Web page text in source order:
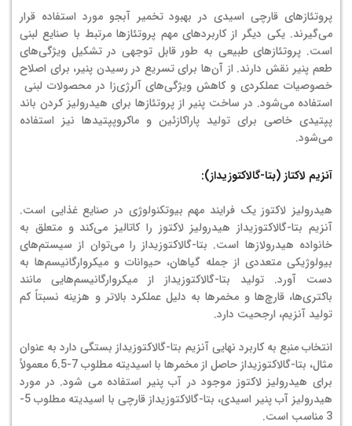
پروتئازهای قارچی اسیدی در بهبود تخمیر آبجو مورد استفاده قرار
می‌گیرند. یکی دیگر از کاربردهای مهم پروتئازها مرتبط با صنایع لبنی
است. پروتئازهای طبیعی به طور قابل توجهی در تشکیل ویژگی‌های
طعم پنیر نقش دارند. از آن‌ها برای تسریع در رسیدن پنیر، برای اصلاح
خصوصیات عملکردی و کاهش ویژگی‌های آلرژی‌زا در محصولات لبنی ​​
استفاده می‌شود. در ساخت پنیر از پروتئازها برای هیدرولیز کردن باند
پپتیدی خاصی برای تولید پاراکازئین و ماکروپپتیدها نیز استفاده
می‌شود.
آنزیم لاکتاز (بتا-گالاکتوزیداز):
هیدرولیز لاکتوز یک فرایند مهم بیوتکنولوژی در صنایع غذایی است.
آنزیم بتا-گالاکتوزیداز هیدرولیز لاکتوز را کاتالیز می‌کند و متعلق به
خانواده هیدرولازها است. بتا-گالاکتوزیداز را می‌توان از سیستم‌های
بیولوژیکی متعددی از جمله گیاهان، حیوانات و میکروارگانیسم‌ها به
دست آورد. تولید بتا-گالاکتوزیداز از میکروارگانیسم‌هایی مانند
باکتری‌ها، قارچ‌ها و مخمرها به دلیل عملکرد بالاتر و هزینه نسبتاً کم
تولید آنزیم، ارجحیت دارد.
انتخاب منبع به کاربرد نهایی آنزیم بتا-گالاکتوزیداز بستگی دارد به عنوان
مثال، بتا-گالاکتوزیداز حاصل از مخمرها با اسیدیته مطلوب 7-6.5 معمولاً
برای هیدرولیز لاکتوز موجود در آب پنیر استفاده می شود. در مورد
هیدرولیز آب پنیر اسیدی، بتا-گالاکتوزیداز قارچی با اسیدیته مطلوب 5-
3 مناسب است.